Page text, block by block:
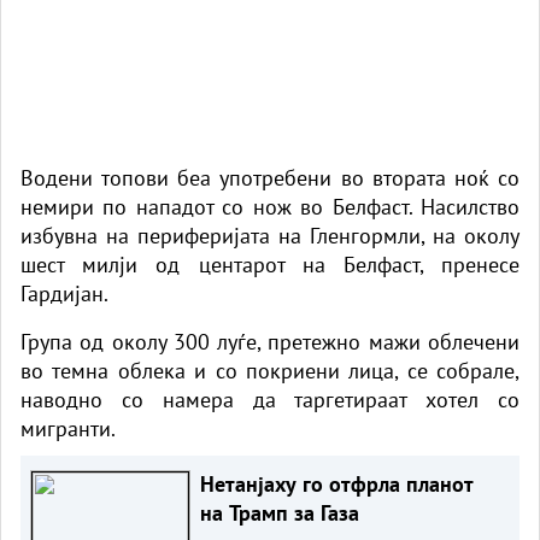
Водени топови беа употребени во втората ноќ со
немири по нападот со нож во Белфаст. Насилство
избувна на периферијата на Гленгормли, на околу
шест милји од центарот на Белфаст, пренесе
Гардијан.
Група од околу 300 луѓе, претежно мажи облечени
во темна облека и со покриени лица, се собрале,
наводно со намера да таргетираат хотел со
мигранти.
Нетанјаху го отфрла планот
на Трамп за Газа